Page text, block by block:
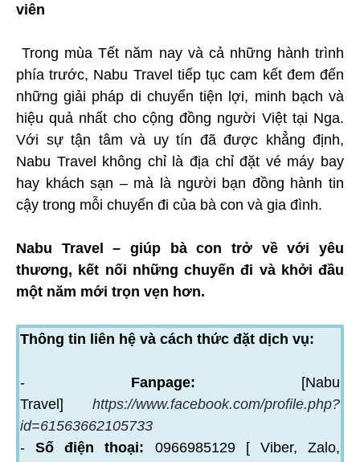
viên
Trong mùa Tết năm nay và cả những hành trình
phía trước, Nabu Travel tiếp tục cam kết đem đến
những giải pháp di chuyển tiện lợi, minh bạch và
hiệu quả nhất cho cộng đồng người Việt tại Nga.
Với sự tận tâm và uy tín đã được khẳng định,
Nabu Travel không chỉ là địa chỉ đặt vé máy bay
hay khách sạn – mà là người bạn đồng hành tin
cậy trong mỗi chuyến đi của bà con và gia đình.
Nabu Travel – giúp bà con trở về với yêu
thương, kết nối những chuyến đi và khởi đầu
một năm mới trọn vẹn hơn.
Thông tin liên hệ và cách thức đặt dịch vụ:
- Fanpage: [Nabu
Travel] https://www.facebook.com/profile.php?
id=61563662105733
-Số điện thoại: 0966985129 [ Viber, Zalo,